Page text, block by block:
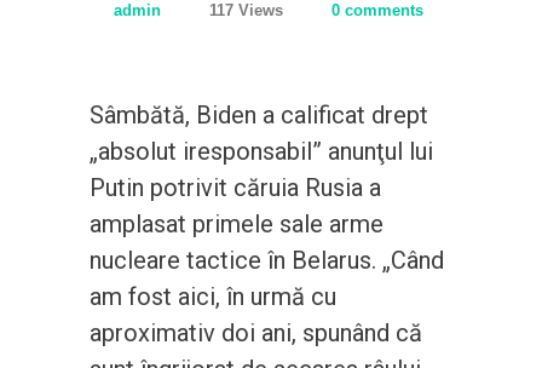
admin
117 Views 0 comments
Sâmbătă, Biden a calificat drept
„absolut iresponsabil” anunţul lui
Putin potrivit căruia Rusia a
amplasat primele sale arme
nucleare tactice în Belarus. „Când
am fost aici, în urmă cu
aproximativ doi ani, spunând că